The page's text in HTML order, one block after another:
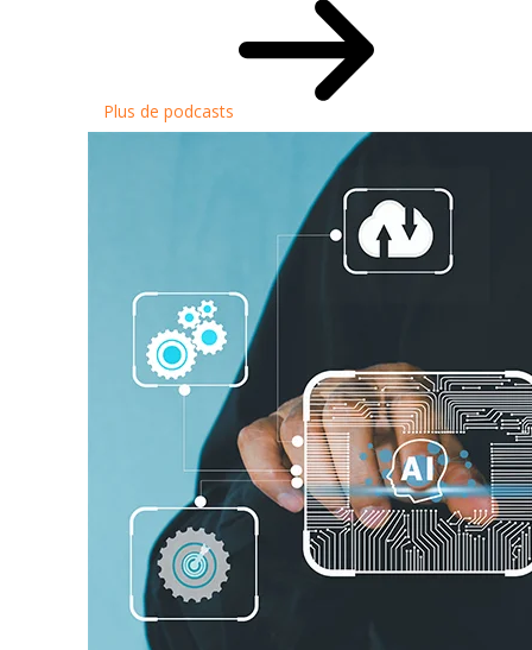
Plus de podcasts